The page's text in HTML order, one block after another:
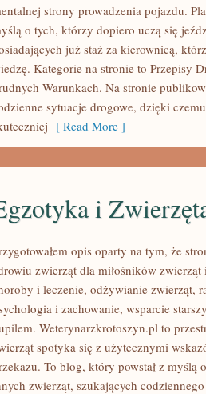
strony prowadzenia pojazdu.
o tych, którzy dopiero uczą się
już staż za kierownicą,
Kategorie na stronie to Przepisy
Warunkach. Na stronie
sytuacje drogowe, dzięki
[ Read More ]
i
opis oparty na tym, że
zwierząt dla miłośników
i leczenie, odżywianie zwierząt,
i zachowanie, wsparcie
Weterynarzkrotoszyn.pl to
spotyka się z użytecznymi
To blog, który powstał z myślą
zwierząt, szukających